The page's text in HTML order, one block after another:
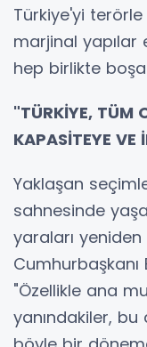
Türkiye'yi
marjinal yapılar
hep birlikte boşa
"TÜRKİYE, TÜM
KAPASİTEYE VE
Yaklaşan
sahnesinde
yaraları yeniden
Cumhurbaşkanı
"Özellikle ana
yanındakiler, bu